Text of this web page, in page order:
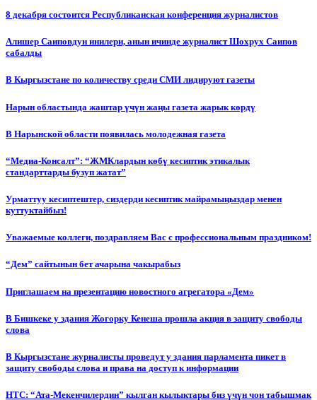
8 декабря состоится Республиканская конференция журналистов
Алишер Саиповдун инилери, анын ичинде журналист Шохрух Саипов
сабалды
В Кыргызстане по количеству среди СМИ лидируют газеты
Нарын областында жаштар үчүн жаңы газета жарык көрдү
В Нарынской области появилась молодежная газета
“Медиа-Консалт”: “ЖМКлардын көбү кесиптик этикалык
стандарттарды бузуп жатат”
Урматтуу кесиптештер, сиздерди кесиптик майрамыңыздар менен
куттуктайбыз!
Уважаемые коллеги, поздравляем Вас с профессиональным праздником!
“Дем” сайтынын бет ачарына чакырабыз
Приглашаем на презентацию новостного агрегатора «Дем»
В Бишкеке у здания Жогорку Кенеша прошла акция в защиту свободы
слова
В Кыргызстане журналисты проведут у здания парламента пикет в
защиту свободы слова и права на доступ к информации
НТС: “Ата-Мекенчилердин” кылган кылыктары биз үчүн чон табышмак